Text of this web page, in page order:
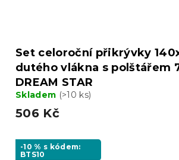
Set celoroční přikrývky
dutého vlákna s polštářem
DREAM STAR
Skladem (>10 ks)
506 Kč
-10 % s kódem:
BTS10